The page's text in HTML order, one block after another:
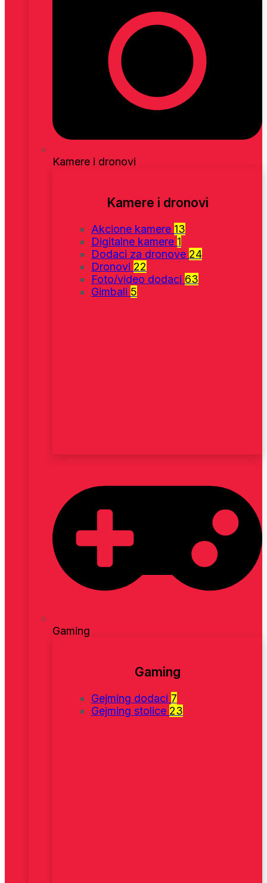
Kamere i dronovi
Kamere i dronovi
Akcione kamere 13
Digitalne kamere 1
Dodaci za dronove 24
Dronovi 22
Foto/video dodaci 63
Gimbali 5
Gaming
Gaming
Gejming dodaci 7
Gejming stolice 23